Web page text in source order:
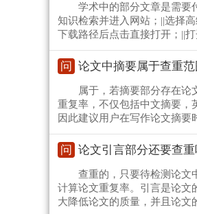
学术中的部分文章是需要
知识检索并进入网站；||选择
下载路径后点击直接打开；||
问 论文中摘要属于查重范
属于，若摘要部分存在论
重复率，不仅包括中文摘要，
因此建议用户在写作论文摘要
问 论文引言部分还要查
查重的，只要待检测论文
计算论文重复率。引言是论文
大降低论文的质量，并且论文